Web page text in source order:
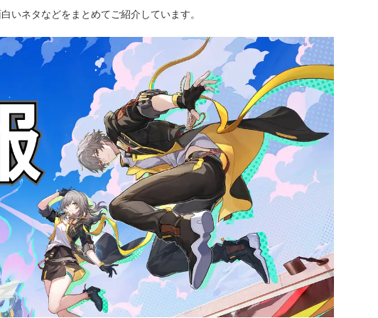
いネタなどをまとめてご紹介しています。